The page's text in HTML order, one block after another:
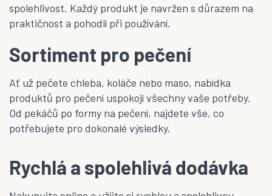
spolehlivost. Každý produkt je navržen s důrazem na
praktičnost a pohodlí při používání.
Sortiment pro pečení
Ať už pečete chleba, koláče nebo maso, nabídka
produktů pro pečení uspokojí všechny vaše potřeby.
Od pekáčů po formy na pečení, najdete vše, co
potřebujete pro dokonalé výsledky.
Rychlá a spolehlivá dodávka